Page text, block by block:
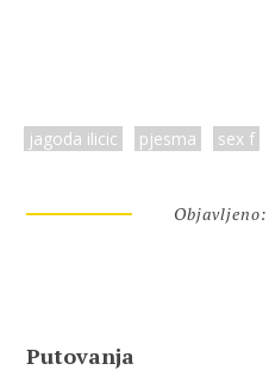
jagoda ilicic pjesma sex f
Putovanja